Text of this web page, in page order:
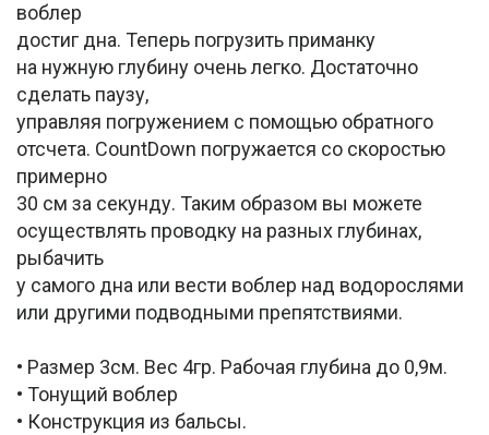
воблер
достиг дна. Теперь погрузить приманку
на нужную глубину очень легко. Достаточно
сделать паузу,
управляя погружением с помощью обратного
отсчета. CountDown погружается со скоростью
примерно
30 см за секунду. Таким образом вы можете
осуществлять проводку на разных глубинах,
рыбачить
у самого дна или вести воблер над водорослями
или другими подводными препятствиями.
• Размер 3см. Вес 4гр. Рабочая глубина до 0,9м.
• Тонущий воблер
• Конструкция из бальсы.